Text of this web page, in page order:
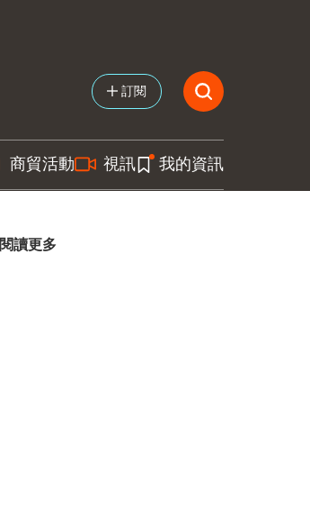
訂閱
商貿活動 視訊 我的資訊
閱讀更多